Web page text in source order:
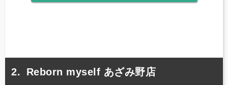
Reborn myself あざみ野店